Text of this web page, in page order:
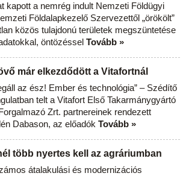
kapott a nemrég indult Nemzeti Földügyi
Földalapkezelő Szervezettől „örökölt”
közös tulajdonú területek megszüntetése
öntözéssel Tovább »
már elkezdődött a Vitafortnál
az ész! Ember és technológia” – Szédítő
telt a Vitafort Első Takarmánygyártó
Zrt. partnereinek rendezett
Dabason, az előadók Tovább »
több nyertes kell az agráriumban
átalakulási és modernizációs